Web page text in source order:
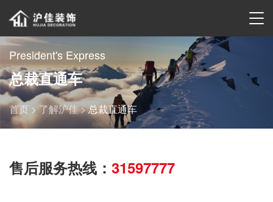
President's Express
总裁直通车
首页 >了解沪佳 >总裁直通车
售后服务热线： 31597777